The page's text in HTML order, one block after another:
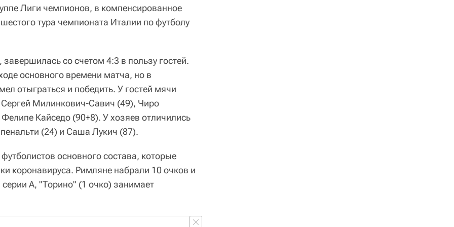
Лиги чемпионов, в компенсированное
тура чемпионата Италии по футболу
со счетом 4:3 в пользу гостей.
основного времени матча, но в
отыграться и победить. У гостей мячи
Милинкович-Савич (49), Чиро
Кайседо (90+8). У хозяев отличились
(24) и Саша Лукич (87).
основного состава, которые
коронавируса. Римляне набрали 10 очков и
А, "Торино" (1 очко) занимает